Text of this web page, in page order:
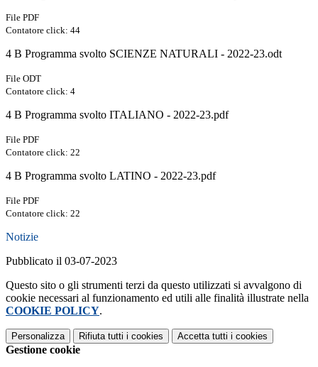
File PDF
Contatore click: 44
4 B Programma svolto SCIENZE NATURALI - 2022-23.odt
File ODT
Contatore click: 4
4 B Programma svolto ITALIANO - 2022-23.pdf
File PDF
Contatore click: 22
4 B Programma svolto LATINO - 2022-23.pdf
File PDF
Contatore click: 22
Notizie
Pubblicato il 03-07-2023
Questo sito o gli strumenti terzi da questo utilizzati si avvalgono di
cookie necessari al funzionamento ed utili alle finalità illustrate nella
COOKIE POLICY.
Personalizza Rifiuta tutti i cookies Accetta tutti i cookies
Gestione cookie